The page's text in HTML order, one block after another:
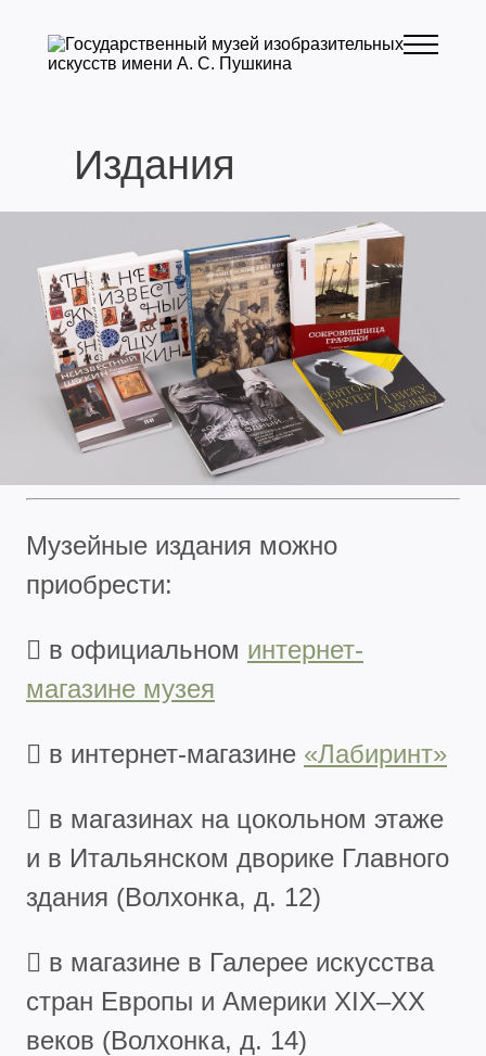
Издания
Музейные издания можно
приобрести:
 в официальном интернет-
магазине музея
 в интернет-магазине «Лабиринт»
 в магазинах на цокольном этаже
и в Итальянском дворике Главного
здания (Волхонка, д. 12)
 в магазине в Галерее искусства
стран Европы и Америки XIX–XX
веков (Волхонка, д. 14)